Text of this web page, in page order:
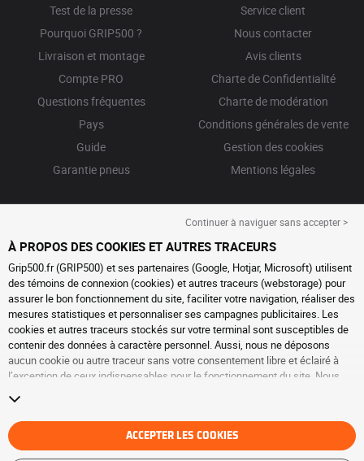
Test de la presse
Pourquoi GRIP500 ?
Livraison et montage
Compte PRO
Questions fréquentes
Pays
Guide
Garantie pneus
Service client
Nous contacter
Avis clients
Charte de Confidentialité
Charte de modération
Conditions générales de vente
Gestion des cookies
Mentions légales
Continuer à naviguer sans accepter >
À PROPOS DES COOKIES ET AUTRES TRACEURS
Grip500.fr (GRIP500) et ses partenaires (Google, Hotjar, Microsoft) utilisent
des témoins de connexion (cookies) et autres traceurs (webstorage) pour
assurer le bon fonctionnement du site, faciliter votre navigation, réaliser des
mesures statistiques et personnaliser ses campagnes publicitaires. Les
cookies et autres traceurs stockés sur votre terminal sont susceptibles de
contenir des données à caractère personnel. Aussi, nous ne déposons
aucun cookie ou autre traceur sans votre consentement libre et éclairé à
l’exception de ceux indispensables pour le fonctionnement du site. Nous
consentement à tout moment en vous rendant sur la
traceurs. Vous pouvez choisir de continuer à naviguer sans accepter le
dépôt de cookies ou autres traceurs. Le refus ne fait pas obstacle à l’accès
aux services GRIP500. Pour plus d’informations, nous vous invitons à
ACCEPTER LES COOKIES